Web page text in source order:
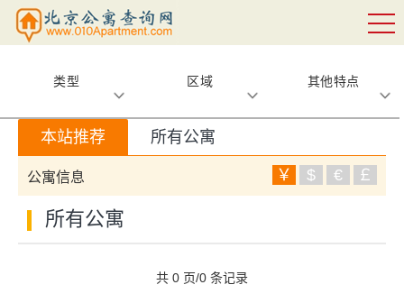
类型 区域 其他特点
本站推荐 所有公寓
公寓信息 ￥ $ € ￡
所有公寓
共 0 页/0 条记录